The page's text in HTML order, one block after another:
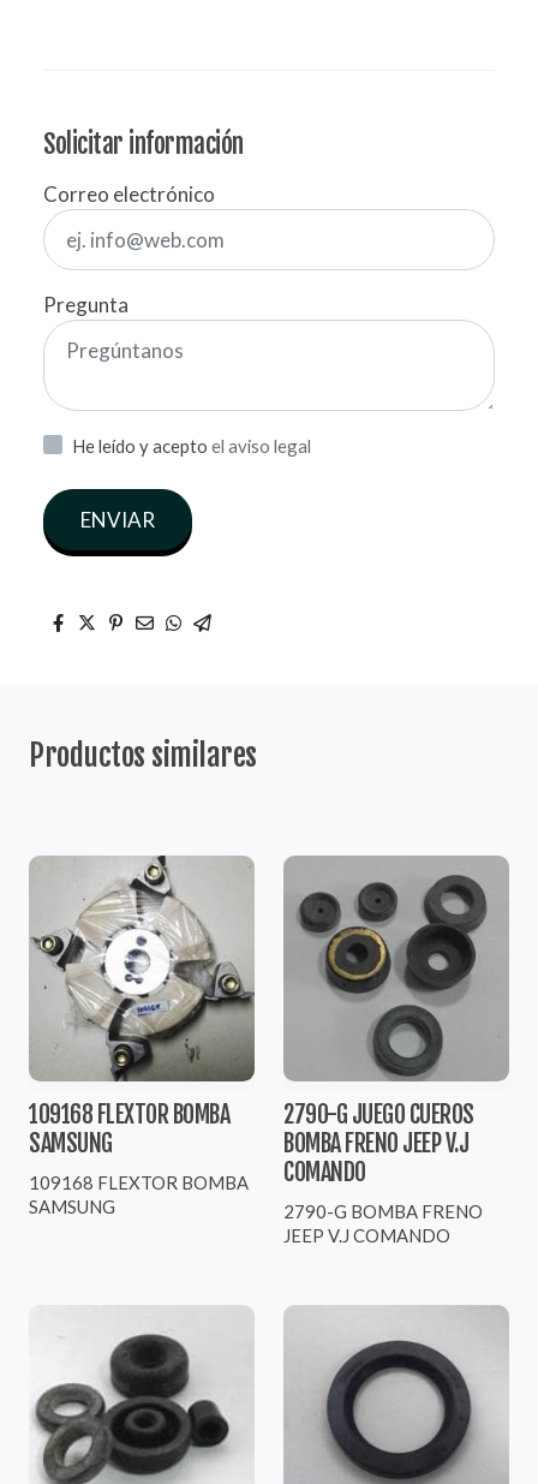
Solicitar información
Correo electrónico
Pregunta
He leído y acepto el aviso legal
ENVIAR
Productos similares
109168 FLEXTOR BOMBA
SAMSUNG
109168 FLEXTOR BOMBA
SAMSUNG
2790-G JUEGO CUEROS
BOMBA FRENO JEEP V.J
COMANDO
2790-G BOMBA FRENO
JEEP V.J COMANDO